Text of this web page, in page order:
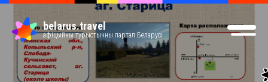
belarus.travel
афіцыйны турыстычны партал Беларусі